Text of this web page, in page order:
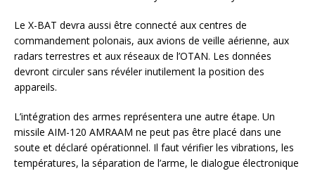
Le X-BAT devra aussi être connecté aux centres de
commandement polonais, aux avions de veille aérienne, aux
radars terrestres et aux réseaux de l’OTAN. Les données
devront circuler sans révéler inutilement la position des
appareils.
L’intégration des armes représentera une autre étape. Un
missile AIM-120 AMRAAM ne peut pas être placé dans une
soute et déclaré opérationnel. Il faut vérifier les vibrations, les
températures, la séparation de l’arme, le dialogue électronique